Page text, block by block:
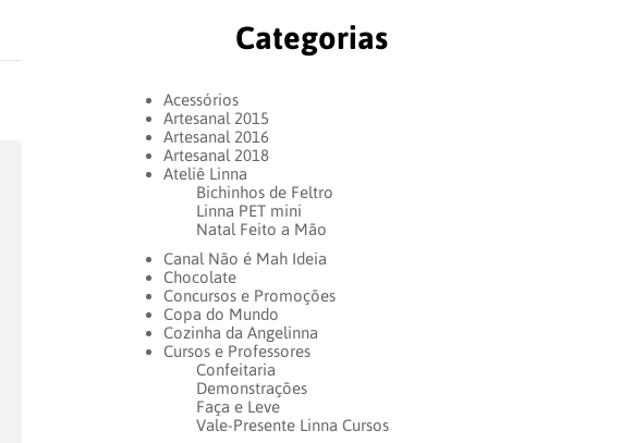
Categorias
Acessórios
Artesanal 2015
Artesanal 2016
Artesanal 2018
Ateliê Linna
Bichinhos de Feltro
Linna PET mini
Natal Feito a Mão
Canal Não é Mah Ideia
Chocolate
Concursos e Promoções
Copa do Mundo
Cozinha da Angelinna
Cursos e Professores
Confeitaria
Demonstrações
Faça e Leve
Vale-Presente Linna Cursos